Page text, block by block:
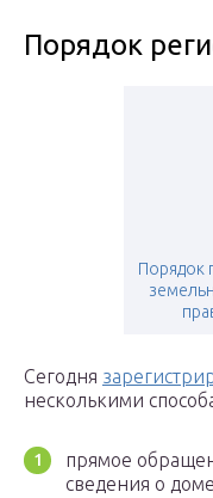
Порядок
Порядок
Сегодня
несколькими
прямое
сведения о